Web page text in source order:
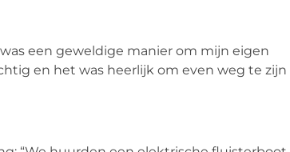
een geweldige manier om mijn eigen
en het was heerlijk om even weg te zijn